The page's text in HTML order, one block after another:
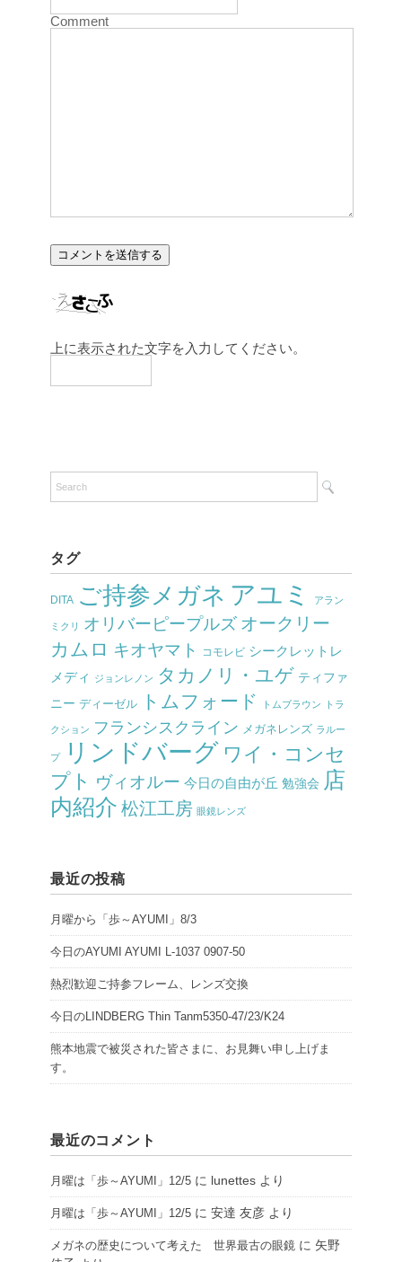
Comment
上に表示された文字を入力してください。
タグ
DITA ご持参メガネ アユミ アラン
ミクリ オリバーピープルズ オークリー
カムロ キオヤマト コモレビ シークレットレ
メディ
ジョンレノン タカノリ・ユゲ ティファ
ニー ディーゼル トムフォード トムブラウン トラ
クション フランシスクライン メガネレンズ ラルー
プ リンドバーグ ワイ・コンセ
プト ヴィオルー 今日の自由が丘 勉強会 店
内紹介 松江工房 眼鏡レンズ
最近の投稿
月曜から「歩～AYUMI」8/3
今日のAYUMI AYUMI L-1037 0907-50
熱烈歓迎ご持参フレーム、レンズ交換
今日のLINDBERG Thin Tanm5350-47/23/K24
熊本地震で被災された皆さまに、お見舞い申し上げま
す。
最近のコメント
月曜は「歩～AYUMI」12/5 に lunettes より
月曜は「歩～AYUMI」12/5 に 安達 友彦 より
メガネの歴史について考えた 世界最古の眼鏡 に 矢野